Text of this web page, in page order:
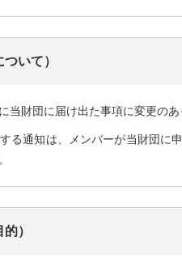
いて）
当財団に届け出た事項に変更の
る通知は、メンバーが当財団に
）